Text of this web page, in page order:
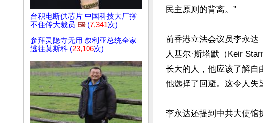
台积电断供芯片 中国科技大厂撑
不住传大裁员 🖼️ (7,341次)
参拜灵隐寺无用 叙利亚总统全家
逃往莫斯科 (23,106次)
民主原则的背离。”
前香港立法会议员李永达
人基尔·斯塔默（Keir
长大的人，他应该了解自
他选择了回避。这令人失
李永达还提到中共大使馆